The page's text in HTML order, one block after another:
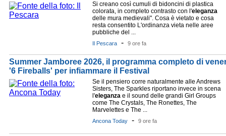
Si creano così cumuli di bidoncini di plastica
colorata, in completo contrasto con l'eleganza
delle mura medievali". Cosa è vietato e cosa
resta consentito L'ordinanza vieta nelle aree
pubbliche del ...
Il Pescara - 9 ore fa
Summer Jamboree 2026, il programma completo di
'6 Fireballs' per infiammare il Festival
Se il pensiero corre naturalmente alle Andrews
Sisters, The Sparkles riportano invece in scena
l'eleganza e il sound delle grandi Girl Groups
come The Crystals, The Ronettes, The
Marvelettes e The ...
Ancona Today - 9 ore fa